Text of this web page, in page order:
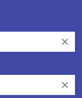
Clear
Clear